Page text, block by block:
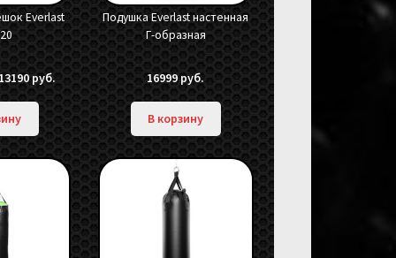
Everlast
руб..
13190руб.Текущая
цена:
13190 руб..
Подушка Everlast настенная
Г-образная
16999руб.
В корзину